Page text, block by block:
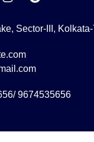
Sector-III,
9674535656